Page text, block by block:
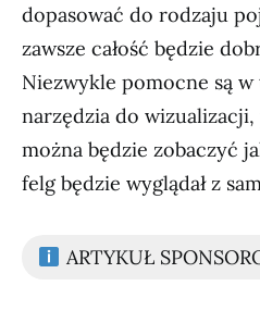
dopasować do rodzaju
zawsze całość będzie
Niezwykle pomocne są
narzędzia do
można będzie zobaczyć
felg będzie wyglądał z
ARTYKUŁ